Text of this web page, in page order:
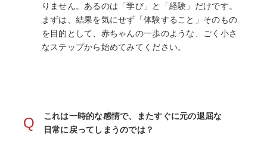
りません。あるのは「学び」と「経験」だけです。
まずは、結果を気にせず「体験すること」そのもの
を目的として、赤ちゃんの一歩のような、ごく小さ
なステップから始めてみてください。
Q
これは一時的な感情で、またすぐに元の退屈な
日常に戻ってしまうのでは？